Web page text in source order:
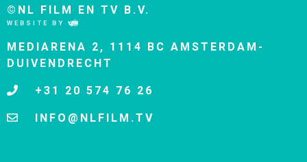
©NL FILM EN TV B.V.
WEBSITE BY
MEDIARENA 2, 1114 BC AMSTERDAM-
DUIVENDRECHT
+31 20 574 76 26
INFO@NLFILM.TV